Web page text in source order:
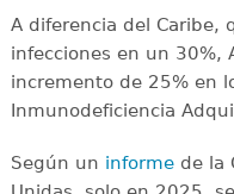
A diferencia del Caribe,
infecciones en un 30%,
incremento de 25% en
Inmunodeficiencia
Según un informede la